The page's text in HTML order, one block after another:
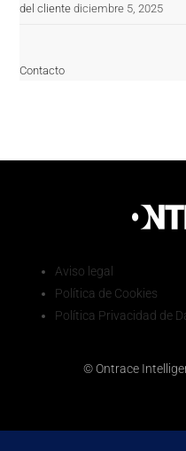
del cliente diciembre 5, 2025
Contacto
Aviso legal
Política de Cookies
Política Privacidad de
© Ontrace